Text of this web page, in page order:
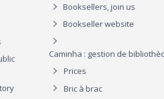
Booksellers, join us
Bookseller website
Caminha : gestion de
Prices
Bric à brac